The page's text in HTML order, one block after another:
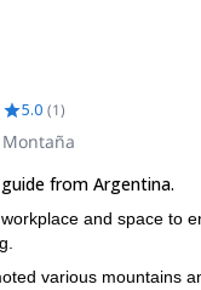
5.0 (1)
from Argentina.
and space to
various mountains